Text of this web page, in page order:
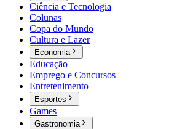
Ciência e Tecnologia
Colunas
Copa do Mundo
Cultura e Lazer
Economia
Educação
Emprego e Concursos
Entretenimento
Esportes
Games
Gastronomia